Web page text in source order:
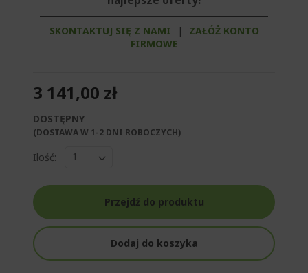
SKONTAKTUJ SIĘ Z NAMI |
ZAŁÓŻ KONTO
FIRMOWE
3 141,00 zł
DOSTĘPNY
(DOSTAWA W 1-2 DNI ROBOCZYCH)​
Ilość:
Przejdź do produktu
Dodaj do koszyka